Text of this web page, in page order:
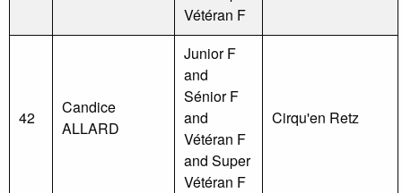
Vétéran F
42
Candice
ALLARD
Junior F
and
Sénior F
and
Vétéran F
and Super
Vétéran F
Cirqu'en Retz